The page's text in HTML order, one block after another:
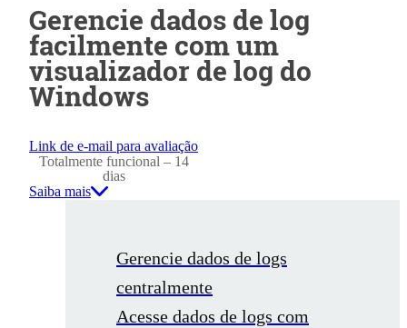
Gerencie dados de log
facilmente com um
visualizador de log do
Windows
Link de e-mail para avaliação
Totalmente funcional – 14
dias
Saiba mais
Gerencie dados de logs
centralmente
Acesse dados de logs com